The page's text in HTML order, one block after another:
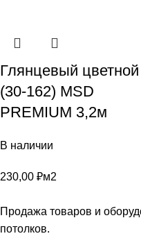
Глянцевый цветной
(30-162) MSD
PREMIUM 3,2м
В наличии
230,00 ₽м2
Продажа товаров и
потолков.